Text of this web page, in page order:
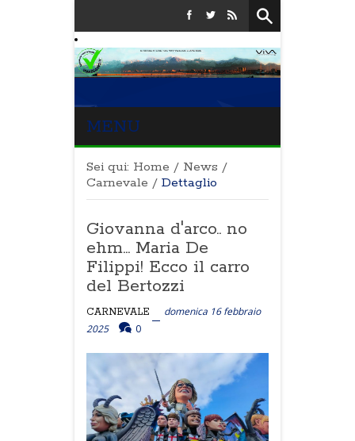
MENU
Sei qui: Home / News /
Carnevale / Dettaglio
Giovanna d'arco.. no
ehm... Maria De
Filippi! Ecco il carro
del Bertozzi
CARNEVALE
domenica 16 febbraio
2025
0